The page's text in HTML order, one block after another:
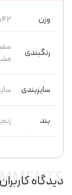
وزن 542
رنگبندی
سایزبندی سایز
بند
دیدگاه کاربران